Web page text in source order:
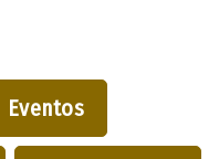
Eventos